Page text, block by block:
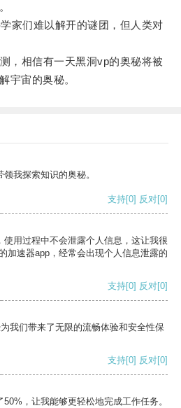
们难以解开的谜团，但人类对
相信有一天黑洞vp的奥秘将被
宇宙的奥秘。
我探索知识的奥秘。
支持[0] 反对[0]
用过程中不会泄露个人信息，这让我很
加速器app，经常会出现个人信息泄露的
支持[0] 反对[0]
我们带来了无限的流畅体验和安全性保
支持[0] 反对[0]
，让我能够更轻松地完成工作任务。